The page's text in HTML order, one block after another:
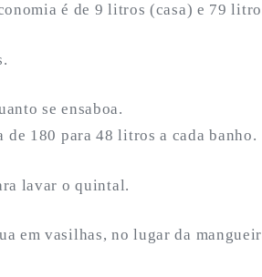
é de 9 litros (casa) e 79
se ensaboa.
de 180 para 48 litros a cada banho.
lavar o quintal.
em vasilhas, no lugar da